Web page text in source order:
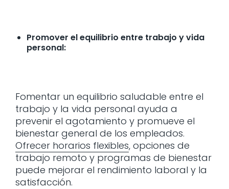
Promover el equilibrio entre trabajo y vida
personal:
Fomentar un equilibrio saludable entre el
trabajo y la vida personal ayuda a
prevenir el agotamiento y promueve el
bienestar general de los empleados.
Ofrecer horarios flexibles, opciones de
trabajo remoto y programas de bienestar
puede mejorar el rendimiento laboral y la
satisfacción.